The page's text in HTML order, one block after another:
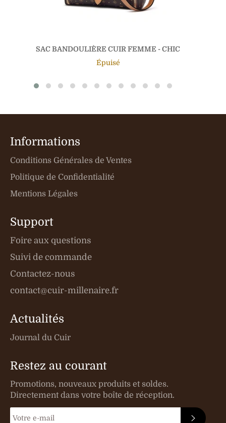
SAC BANDOULIÈRE CUIR FEMME - CHIC
Épuisé
Informations
Conditions Générales de Ventes
Politique de Confidentialité
Mentions Légales
Support
Foire aux questions
Suivi de commande
Contactez-nous
contact@cuir-millenaire.fr
Actualités
Journal du Cuir
Restez au courant
Promotions, nouveaux produits et soldes.
Directement dans votre boîte de réception.